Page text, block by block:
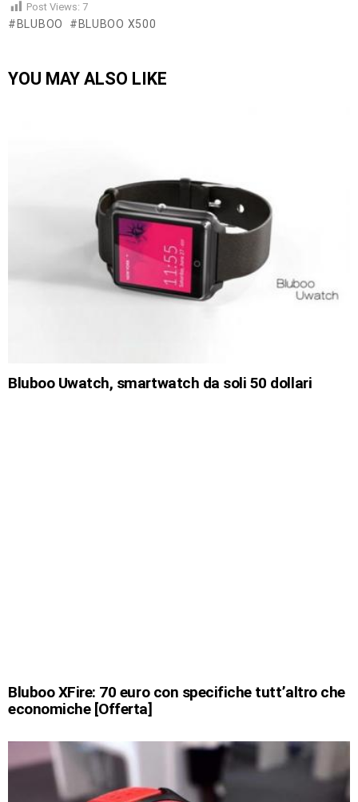
Post Views: 7
BLUBOO BLUBOO X500
YOU MAY ALSO LIKE
Bluboo Uwatch, smartwatch da soli 50 dollari
Bluboo XFire: 70 euro con specifiche tutt’altro che
economiche [Offerta]